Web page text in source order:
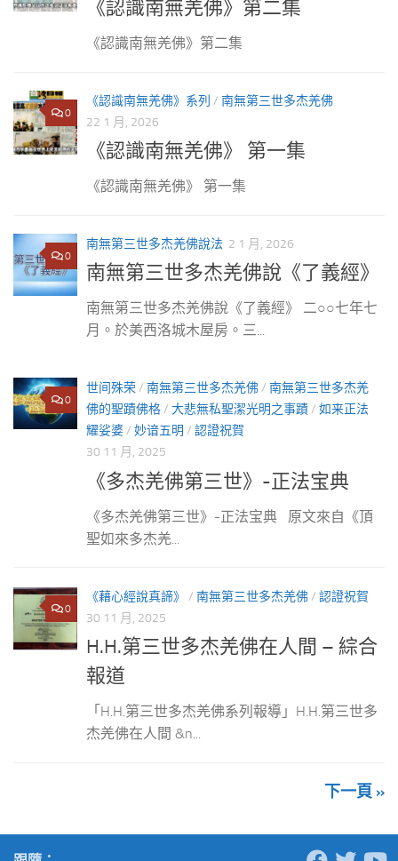
《認識南無羌佛》第二集
《認識南無羌佛》第二集
0
《認識南無羌佛》系列 / 南無第三世多杰羌佛
22 1 月, 2026
《認識南無羌佛》 第一集
《認識南無羌佛》 第一集
0
南無第三世多杰羌佛說法 2 1 月, 2026
南無第三世多杰羌佛說《了義經》
南無第三世多杰羌佛說《了義經》 二○○七年七
月。於美西洛城木屋房。三...
0
世间殊荣/ 南無第三世多杰羌佛/ 南無第三世多杰羌
佛的聖蹟佛格/ 大悲無私聖潔光明之事蹟/ 如来正法
耀娑婆/ 妙谙五明 / 認證祝賀
30 11 月, 2025
《多杰羌佛第三世》-正法宝典
《多杰羌佛第三世》-正法宝典 原文來自《頂
聖如來多杰羌...
0
《藉心經說真諦》 / 南無第三世多杰羌佛/ 認證祝賀
30 11 月, 2025
H.H.第三世多杰羌佛在人間 – 綜合
報道
「H.H.第三世多杰羌佛系列報導」H.H.第三世多
杰羌佛在人間 &n...
下一頁 »